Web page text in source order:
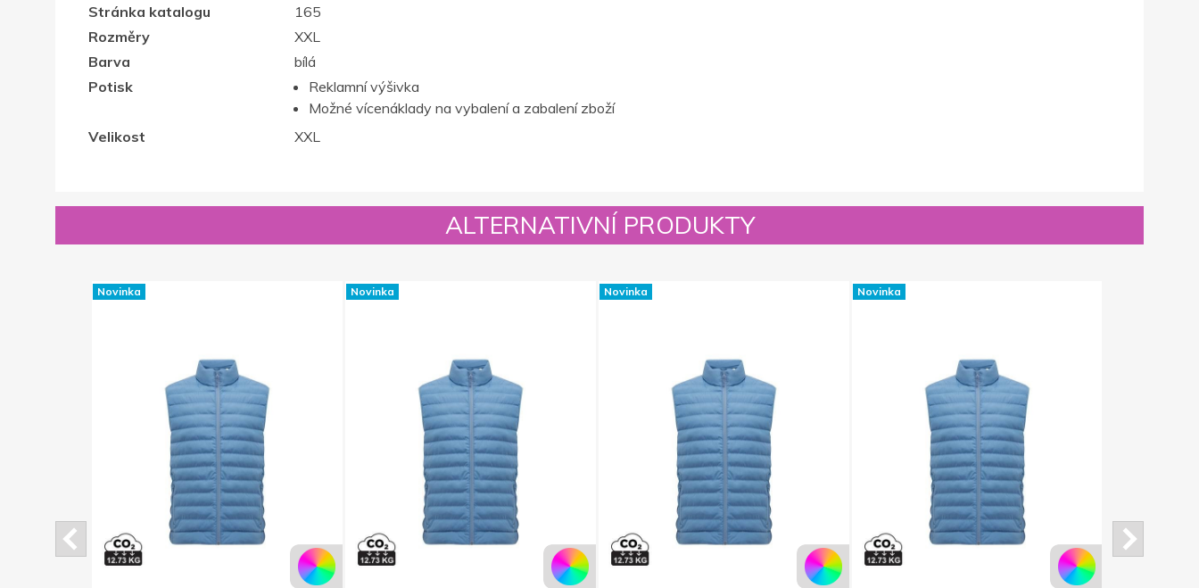
Stránka katalogu
165
Rozměry
XXL
Barva
bílá
Potisk
Reklamní výšivka
Možné vícenáklady na vybalení a zabalení zboží
Velikost
XXL
ALTERNATIVNÍ PRODUKTY
Novinka Novinka Novinka Novinka